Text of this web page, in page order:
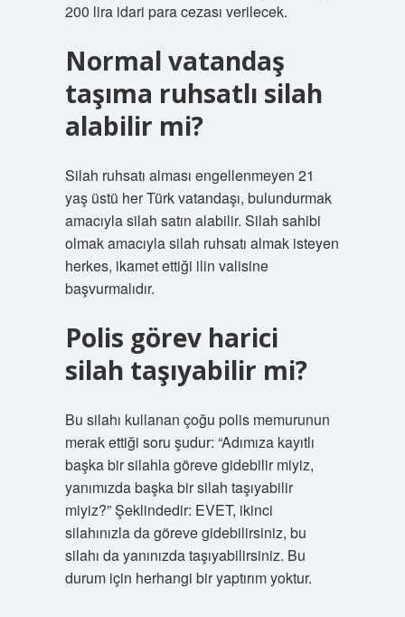
200 lira idari para cezası verilecek.
Normal vatandaş
taşıma ruhsatlı silah
alabilir mi?
Silah ruhsatı alması engellenmeyen 21
yaş üstü her Türk vatandaşı, bulundurmak
amacıyla silah satın alabilir. Silah sahibi
olmak amacıyla silah ruhsatı almak isteyen
herkes, ikamet ettiği ilin valisine
başvurmalıdır.
Polis görev harici
silah taşıyabilir mi?
Bu silahı kullanan çoğu polis memurunun
merak ettiği soru şudur: “Adımıza kayıtlı
başka bir silahla göreve gidebilir miyiz,
yanımızda başka bir silah taşıyabilir
miyiz?” Şeklindedir: EVET, ikinci
silahınızla da göreve gidebilirsiniz, bu
silahı da yanınızda taşıyabilirsiniz. Bu
durum için herhangi bir yaptırım yoktur.